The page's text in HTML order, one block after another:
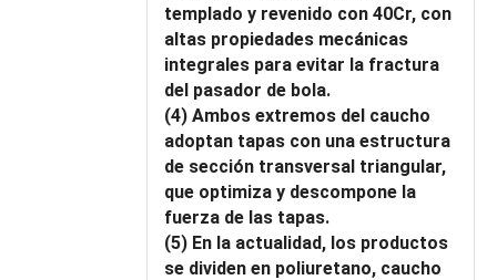
templado y revenido con 40Cr, con
altas propiedades mecánicas
integrales para evitar la fractura
del pasador de bola.
(4) Ambos extremos del caucho
adoptan tapas con una estructura
de sección transversal triangular,
que optimiza y descompone la
fuerza de las tapas.
(5) En la actualidad, los productos
se dividen en poliuretano, caucho